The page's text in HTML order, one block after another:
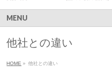
MENU
他社との違い
HOME » 他社との違い